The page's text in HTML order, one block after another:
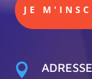
JE

ADRESSE